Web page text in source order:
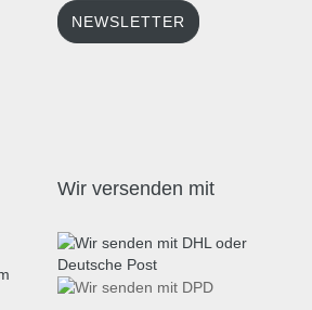
NEWSLETTER
Wir versenden mit